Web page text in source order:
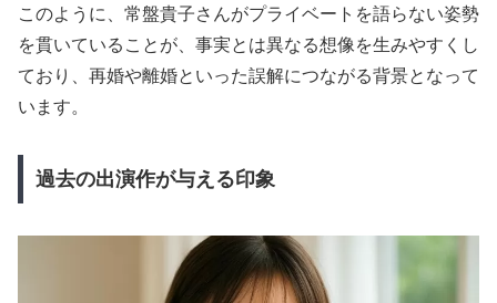
このように、常盤貴子さんがプライベートを語らない姿勢
を貫いていることが、事実とは異なる想像を生みやすくし
ており、再婚や離婚といった誤解につながる背景となって
います。
過去の出演作が与える印象